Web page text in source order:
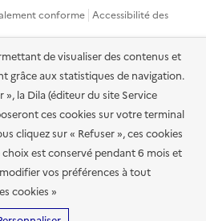
de visualiser des contenus et
grâce aux statistiques de navigation.
la Dila (éditeur du site Service
ces cookies sur votre terminal
cliquez sur « Refuser », ces cookies
est conservé pendant 6 mois et
vos préférences à tout
cookies »
conforme Accessibilité des
Gestion des cookies
contenus de ce site sont sous licence